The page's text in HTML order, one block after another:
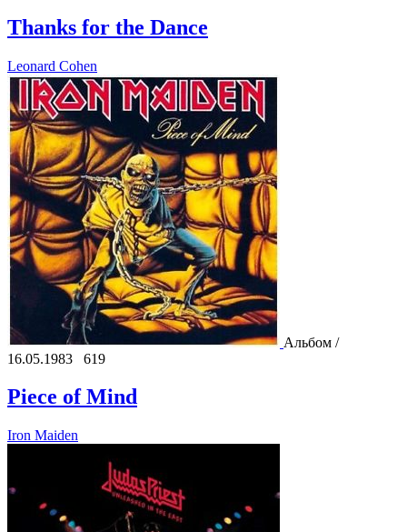
Thanks for the Dance
Leonard Cohen
Альбом /
16.05.1983
619
Piece of Mind
Iron Maiden